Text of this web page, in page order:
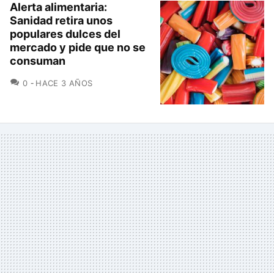
Alerta alimentaria:
Sanidad retira unos
populares dulces del
mercado y pide que no se
consuman
0 COMENTARIOS
HACE 3 AÑOS